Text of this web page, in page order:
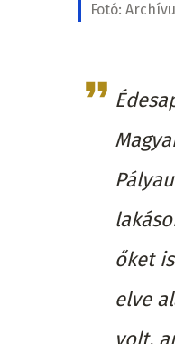
Fotó:
őket
elve
volt,